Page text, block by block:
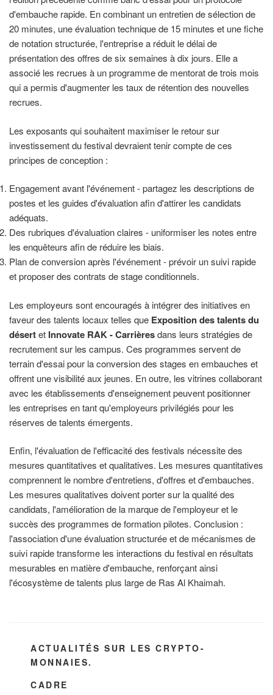
d'embauche rapide. En combinant un entretien de sélection de
20 minutes, une évaluation technique de 15 minutes et une fiche
de notation structurée, l'entreprise a réduit le délai de
présentation des offres de six semaines à dix jours. Elle a
associé les recrues à un programme de mentorat de trois mois
qui a permis d'augmenter les taux de rétention des nouvelles
recrues.
Les exposants qui souhaitent maximiser le retour sur
investissement du festival devraient tenir compte de ces
principes de conception :
Engagement avant l'événement - partagez les descriptions de
postes et les guides d'évaluation afin d'attirer les candidats
adéquats.
Des rubriques d'évaluation claires - uniformiser les notes entre
les enquêteurs afin de réduire les biais.
Plan de conversion après l'événement - prévoir un suivi rapide
et proposer des contrats de stage conditionnels.
Les employeurs sont encouragés à intégrer des initiatives en
faveur des talents locaux telles que Exposition des talents du
désertet Innovate RAK - Carrièresdans leurs stratégies de
recrutement sur les campus. Ces programmes servent de
terrain d'essai pour la conversion des stages en embauches et
offrent une visibilité aux jeunes. En outre, les vitrines collaborant
avec les établissements d'enseignement peuvent positionner
les entreprises en tant qu'employeurs privilégiés pour les
réserves de talents émergents.
Enfin, l'évaluation de l'efficacité des festivals nécessite des
mesures quantitatives et qualitatives. Les mesures quantitatives
comprennent le nombre d'entretiens, d'offres et d'embauches.
Les mesures qualitatives doivent porter sur la qualité des
candidats, l'amélioration de la marque de l'employeur et le
succès des programmes de formation pilotes. Conclusion :
l'association d'une évaluation structurée et de mécanismes de
suivi rapide transforme les interactions du festival en résultats
mesurables en matière d'embauche, renforçant ainsi
l'écosystème de talents plus large de Ras Al Khaimah.
CATÉGORIES
ACTUALITÉS SUR LES CRYPTO-
MONNAIES.
ÉTIQUETTES
CADRE